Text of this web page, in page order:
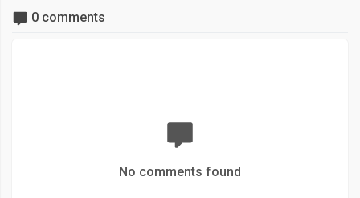
0 comments
No comments found